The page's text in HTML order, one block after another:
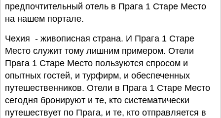
предпочтительный отель в Прага 1 Старе Место
на нашем портале.
Чехия - живописная страна. И Прага 1 Старе
Место служит тому лишним примером. Отели
Прага 1 Старе Место пользуются спросом и
опытных гостей, и турфирм, и обеспеченных
путешественников. Отели в Прага 1 Старе Место
сегодня бронируют и те, кто систематически
путешествует по Прага, и те, кто отправляется в